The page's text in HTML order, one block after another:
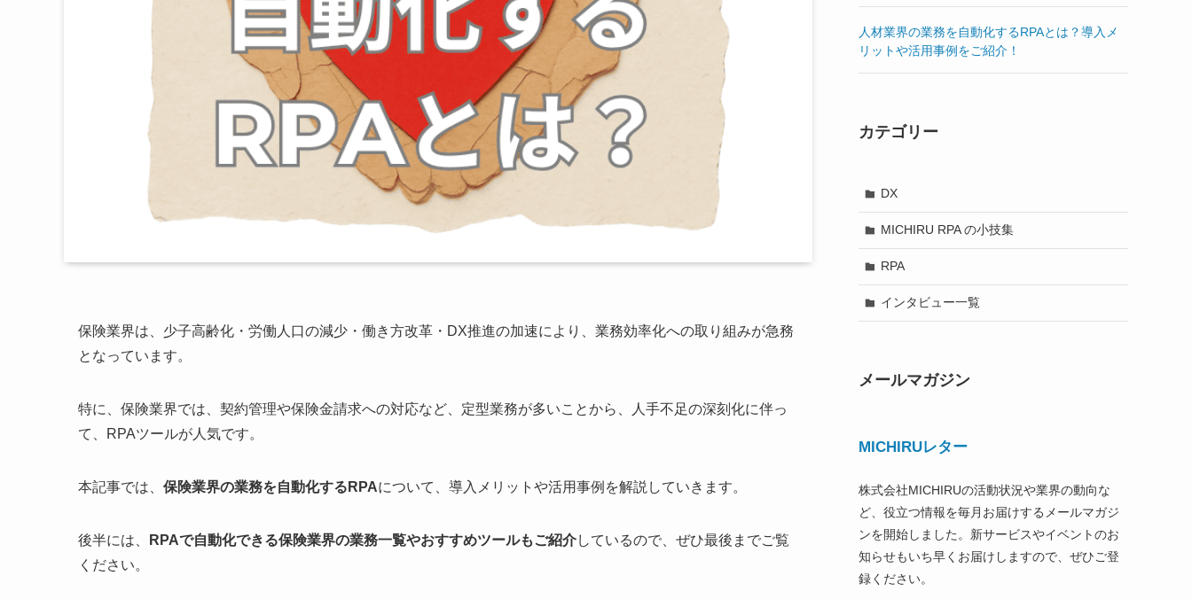
保険業界は、少子高齢化・労働人口の減少・働き方改革・DX推進の加速により、業務効率化への取り組みが急務
となっています。
特に、保険業界では、契約管理や保険金請求への対応など、定型業務が多いことから、人手不足の深刻化に伴っ
て、RPAツールが人気です。
本記事では、 保険業界の業務を自動化するRPAについて、導入メリットや活用事例を解説していきます。
後半には、 RPAで自動化できる保険業界の業務一覧やおすすめツールもご紹介しているので、ぜひ最後までご覧
ください。
人材業界の業務を自動化するRPAとは？導入メ
リットや活用事例をご紹介！
カテゴリー
DX
MICHIRU RPA の小技集
RPA
インタビュー一覧
メールマガジン
MICHIRUレター
株式会社MICHIRUの活動状況や業界の動向な
ど、役立つ情報を毎月お届けするメールマガジ
ンを開始しました。新サービスやイベントのお
知らせもいち早くお届けしますので、ぜひご登
録ください。